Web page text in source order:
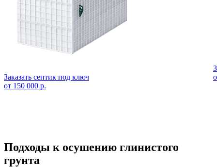
Заказать септик под ключ
от 150 000 р.
Подходы к осушению глинистого
грунта